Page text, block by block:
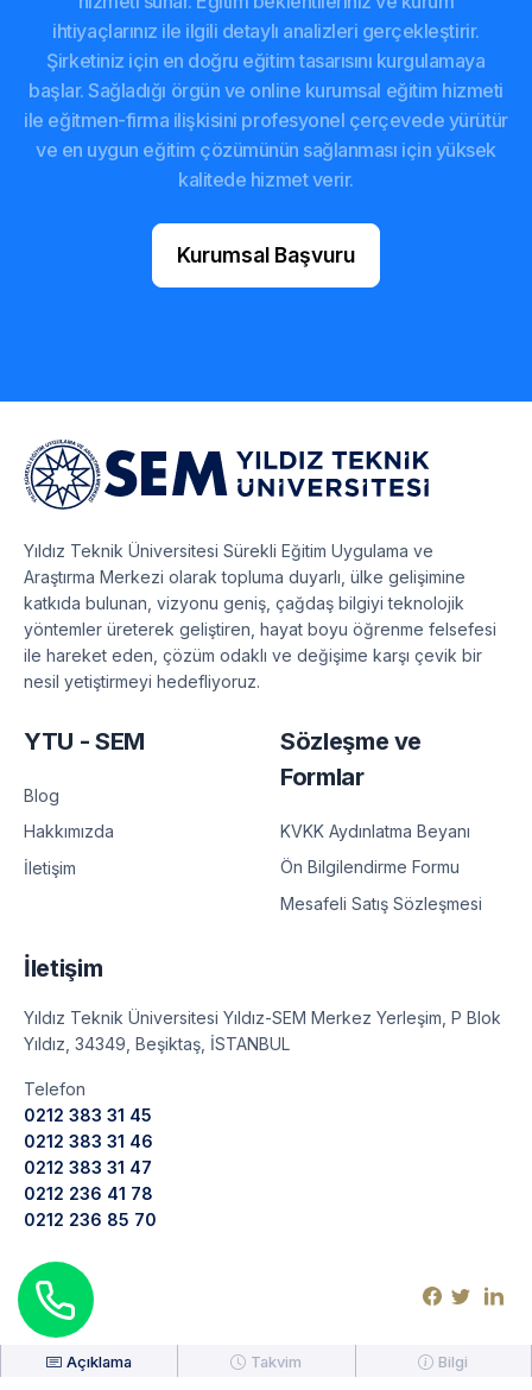
ihtiyaçlarınız ile ilgili detaylı analizleri gerçekleştirir.
Şirketiniz için en doğru eğitim tasarısını kurgulamaya
başlar. Sağladığı örgün ve online kurumsal eğitim hizmeti
ile eğitmen-firma ilişkisini profesyonel çerçevede yürütür
ve en uygun eğitim çözümünün sağlanması için yüksek
kalitede hizmet verir.
Kurumsal Başvuru
Açıklama Takvim Bilgi
Yıldız Teknik Üniversitesi Sürekli Eğitim Uygulama ve
Araştırma Merkezi olarak topluma duyarlı, ülke gelişimine
katkıda bulunan, vizyonu geniş, çağdaş bilgiyi teknolojik
yöntemler üreterek geliştiren, hayat boyu öğrenme felsefesi
ile hareket eden, çözüm odaklı ve değişime karşı çevik bir
nesil yetiştirmeyi hedefliyoruz.
YTU - SEM
Blog
Hakkımızda
İletişim
Sözleşme ve
Formlar
KVKK Aydınlatma Beyanı
Ön Bilgilendirme Formu
Mesafeli Satış Sözleşmesi
İletişim
Yıldız Teknik Üniversitesi Yıldız-SEM Merkez Yerleşim, P Blok
Yıldız, 34349, Beşiktaş, İSTANBUL
Telefon
0212 383 31 45
0212 383 31 46
0212 383 31 47
0212 236 41 78
0212 236 85 70
Yıldız Teknik